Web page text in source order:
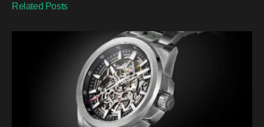
Related Posts